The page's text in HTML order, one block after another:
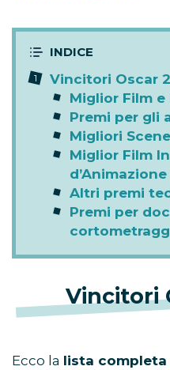
Vincitori Oscar
Miglior Film e
Premi per gli
Migliori
Miglior Film
d’Animazione
Altri premi
Premi per
Vincitori
Ecco la lista